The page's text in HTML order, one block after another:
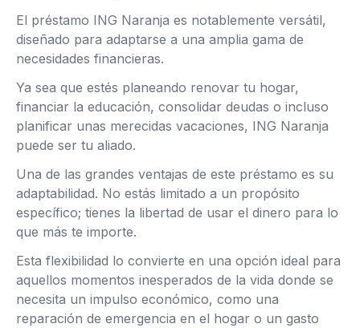
El préstamo ING Naranja es notablemente versátil,
diseñado para adaptarse a una amplia gama de
necesidades financieras.
Ya sea que estés planeando renovar tu hogar,
financiar la educación, consolidar deudas o incluso
planificar unas merecidas vacaciones, ING Naranja
puede ser tu aliado.
Una de las grandes ventajas de este préstamo es su
adaptabilidad. No estás limitado a un propósito
específico; tienes la libertad de usar el dinero para lo
que más te importe.
Esta flexibilidad lo convierte en una opción ideal para
aquellos momentos inesperados de la vida donde se
necesita un impulso económico, como una
reparación de emergencia en el hogar o un gasto